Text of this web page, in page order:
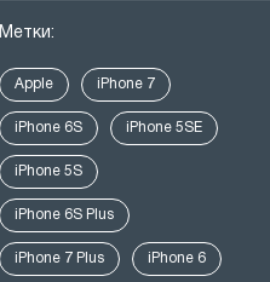
Метки:
Apple iPhone 7
iPhone 6S iPhone 5SE
iPhone 5S
iPhone 6S Plus
iPhone 7 Plus iPhone 6